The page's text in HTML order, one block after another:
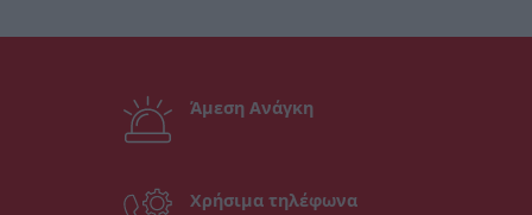
Άμεση Ανάγκη
Χρήσιμα τηλέφωνα